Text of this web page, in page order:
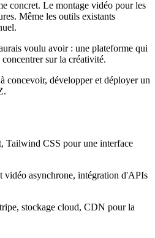
concret. Le montage vidéo pour les
Même les outils existants
voulu avoir : une plateforme qui
sur la créativité.
concevoir, développer et déployer un
Tailwind CSS pour une interface
vidéo asynchrone, intégration d'APIs
stockage cloud, CDN pour la